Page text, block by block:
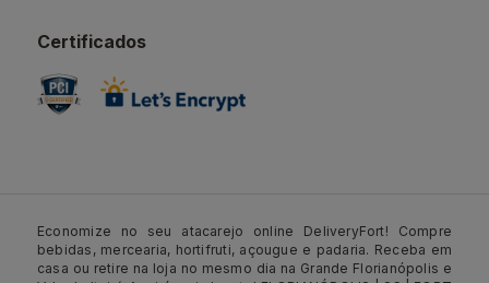
Certificados
Economize no seu atacarejo online DeliveryFort! Compre
bebidas, mercearia, hortifruti, açougue e padaria. Receba em
casa ou retire na loja no mesmo dia na Grande Florianópolis e